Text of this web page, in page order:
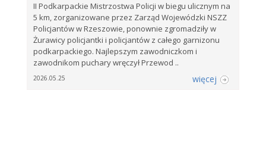
II Podkarpackie Mistrzostwa Policji w biegu ulicznym na
5 km, zorganizowane przez Zarząd Wojewódzki NSZZ
Policjantów w Rzeszowie, ponownie zgromadziły w
Żurawicy policjantki i policjantów z całego garnizonu
podkarpackiego. Najlepszym zawodniczkom i
zawodnikom puchary wręczył Przewod ..
2026.05.25 więcej